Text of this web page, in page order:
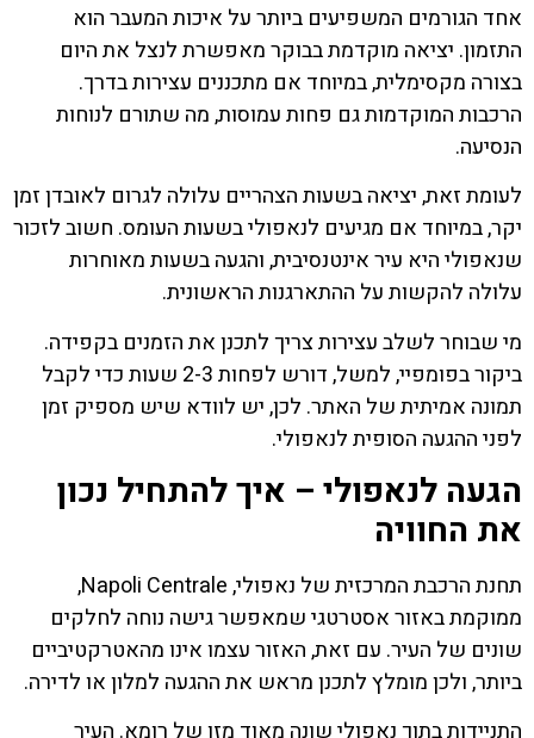
אחד הגורמים המשפיעים ביותר על איכות המעבר הוא
התזמון. יציאה מוקדמת בבוקר מאפשרת לנצל את היום
בצורה מקסימלית, במיוחד אם מתכננים עצירות בדרך.
הרכבות המוקדמות גם פחות עמוסות, מה שתורם לנוחות
הנסיעה.
לעומת זאת, יציאה בשעות הצהריים עלולה לגרום לאובדן זמן
יקר, במיוחד אם מגיעים לנאפולי בשעות העומס. חשוב לזכור
שנאפולי היא עיר אינטנסיבית, והגעה בשעות מאוחרות
עלולה להקשות על ההתארגנות הראשונית.
מי שבוחר לשלב עצירות צריך לתכנן את הזמנים בקפידה.
ביקור בפומפיי, למשל, דורש לפחות 2-3 שעות כדי לקבל
תמונה אמיתית של האתר. לכן, יש לוודא שיש מספיק זמן
לפני ההגעה הסופית לנאפולי.
הגעה לנאפולי – איך להתחיל נכון
את החוויה
תחנת הרכבת המרכזית של נאפולי, Napoli Centrale,
ממוקמת באזור אסטרטגי שמאפשר גישה נוחה לחלקים
שונים של העיר. עם זאת, האזור עצמו אינו מהאטרקטיביים
ביותר, ולכן מומלץ לתכנן מראש את ההגעה למלון או לדירה.